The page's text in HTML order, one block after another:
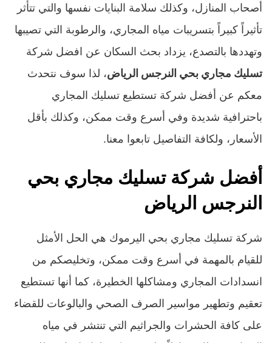
أصحاب المنازل، وكذلك سلامة البنايات نفسها والتي تتأثر
تأثيراً كبيراً بتسريبات مياه المجاري، والرطوبة التي تصيبها
وتهددها بالتصدع، يزداد بحث السكان عن افضل شركة
تسليك مجاري بحي النرجس الرياض، لذا سوف نتحدث
معكم عن أفضل شركة تستطيع تسليك المجاري
باحترافية شديدة وفي أسرع وقت ممكن، وكذلك بأقل
الأسعار، ولكافة التفاصيل تابعوا معنا.
أفضل شركة تسليك مجاري بحي
النرجس الرياض
شركة تسليك مجاري بحي اليرموك هي الحل الأمثل
للقيام بالمهمة في أسرع وقت ممكن، وتخليصكم من
انسدادات المجاري ومشاكلها الخطيرة، كما أنها تستطيع
تعقيم وتطهير مواسير الصرف الصحي والبالوعات للقضاء
على كافة الحشرات والجراثيم التي تنتشر في مياه